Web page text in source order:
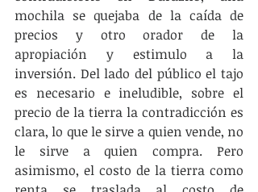
mochila se quejaba de la caída de
precios y otro orador de la
apropiación y estimulo a la
inversión. Del lado del público el tajo
es necesario e ineludible, sobre el
precio de la tierra la contradicción es
clara, lo que le sirve a quien vende, no
le sirve a quien compra. Pero
asimismo, el costo de la tierra como